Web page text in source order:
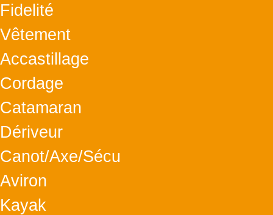
Fidelité
Vêtement
Accastillage
Cordage
Catamaran
Dériveur
Canot/Axe/Sécu
Aviron
Kayak